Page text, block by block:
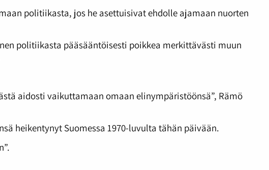
politiikasta, jos he asettuisivat ehdolle ajamaan nuorten
politiikasta pääsääntöisesti poikkea merkittävästi muun
aidosti vaikuttamaan omaan elinympäristöönsä”, Rämö
heikentynyt Suomessa 1970-luvulta tähän päivään.